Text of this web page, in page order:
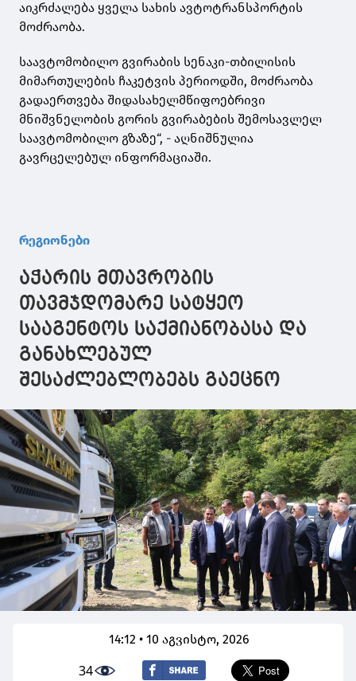
აიკრძალება ყველა სახის ავტოტრანსპორტის
მოძრაობა.
საავტომობილო გვირაბის სენაკი-თბილისის
მიმართულების ჩაკეტვის პერიოდში, მოძრაობა
გადაერთვება შიდასახელმწიფოებრივი
მნიშვნელობის გორის გვირაბების შემოსავლელ
საავტომობილო გზაზე“, - აღნიშნულია
გავრცელებულ ინფორმაციაში.
რეგიონები
აჭარის მთავრობის
თავმჯდომარე სატყეო
სააგენტოს საქმიანობასა და
განახლებულ
შესაძლებლობებს გაეცნო
14:12 • 10 აგვისტო, 2026
34